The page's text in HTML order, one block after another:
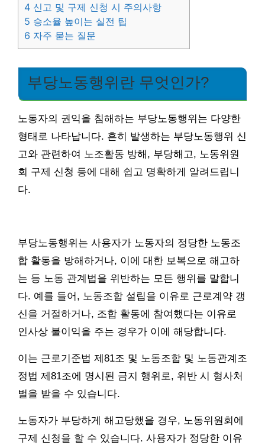
4 신고 및 구제 신청 시 주의사항
5 승소율 높이는 실전 팁
6 자주 묻는 질문
부당노동행위란 무엇인가?
노동자의 권익을 침해하는 부당노동행위는 다양한
형태로 나타납니다. 흔히 발생하는 부당노동행위 신
고와 관련하여 노조활동 방해, 부당해고, 노동위원
회 구제 신청 등에 대해 쉽고 명확하게 알려드립니
다.
부당노동행위는 사용자가 노동자의 정당한 노동조
합 활동을 방해하거나, 이에 대한 보복으로 해고하
는 등 노동 관계법을 위반하는 모든 행위를 말합니
다. 예를 들어, 노동조합 설립을 이유로 근로계약 갱
신을 거절하거나, 조합 활동에 참여했다는 이유로
인사상 불이익을 주는 경우가 이에 해당합니다.
이는 근로기준법 제81조 및 노동조합 및 노동관계조
정법 제81조에 명시된 금지 행위로, 위반 시 형사처
벌을 받을 수 있습니다.
노동자가 부당하게 해고당했을 경우, 노동위원회에
구제 신청을 할 수 있습니다. 사용자가 정당한 이유